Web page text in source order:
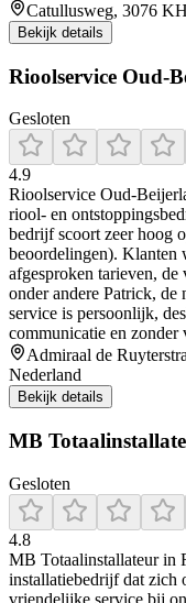
Catullusweg, 3076
Bekijk details
Rioolservice Oud-
Gesloten
4.9
Rioolservice
riool- en
bedrijf scoort zeer hoog
beoordelingen). Klanten
afgesproken tarieven,
onder andere Patrick,
service is persoonlijk,
communicatie en zonder
Admiraal de
Nederland
Bekijk details
MB
Gesloten
4.8
MB Totaalinstallateur in
installatiebedrijf dat zich
vriendelijke service bij